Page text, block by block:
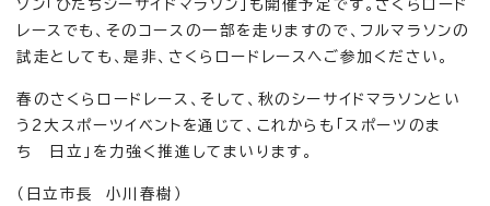
ソン「ひたちシーサイドマラソン」も開催予定です。さくらロード
レースでも、そのコースの一部を走りますので、フルマラソンの
試走としても、是非、さくらロードレースへご参加ください。
春のさくらロードレース、そして、秋のシーサイドマラソンとい
う2大スポーツイベントを通じて、これからも「スポーツのま
ち 日立」を力強く推進してまいります。
（日立市長 小川春樹）